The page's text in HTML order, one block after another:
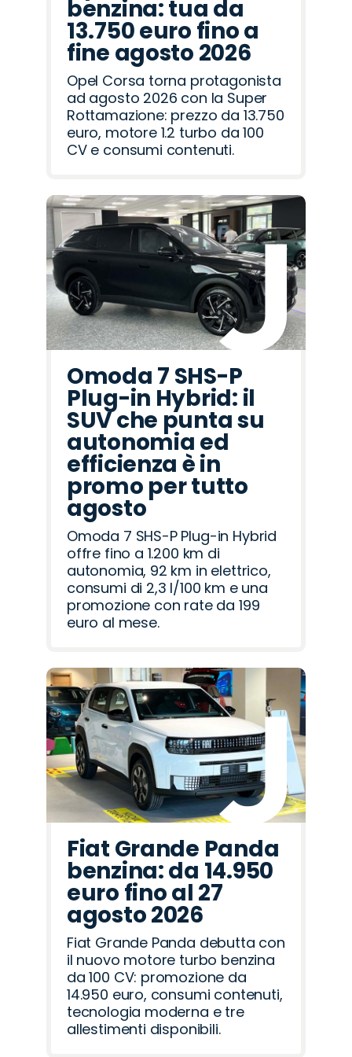
benzina: tua da
13.750 euro fino a
fine agosto 2026
Opel Corsa torna protagonista
ad agosto 2026 con la Super
Rottamazione: prezzo da 13.750
euro, motore 1.2 turbo da 100
CV e consumi contenuti.
Omoda 7 SHS-P
Plug-in Hybrid: il
SUV che punta su
autonomia ed
efficienza è in
promo per tutto
agosto
Omoda 7 SHS-P Plug-in Hybrid
offre fino a 1.200 km di
autonomia, 92 km in elettrico,
consumi di 2,3 l/100 km e una
promozione con rate da 199
euro al mese.
Fiat Grande Panda
benzina: da 14.950
euro fino al 27
agosto 2026
Fiat Grande Panda debutta con
il nuovo motore turbo benzina
da 100 CV: promozione da
14.950 euro, consumi contenuti,
tecnologia moderna e tre
allestimenti disponibili.